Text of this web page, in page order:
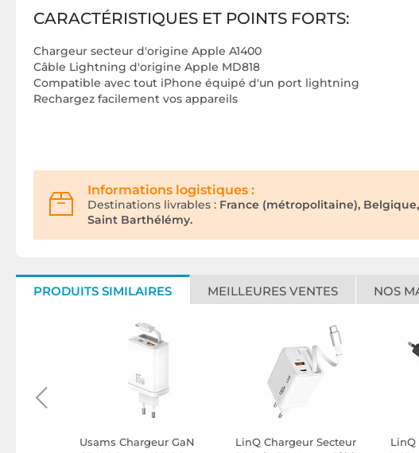
CARACTÉRISTIQUES ET POINTS FORTS:
Chargeur secteur d'origine Apple A1400
Câble Lightning d'origine Apple MD818
Compatible avec tout iPhone équipé d'un port lightning
Rechargez facilement vos appareils
Informations logistiques :
Destinations livrables : France (métropolitaine),
Saint Barthélémy.
PRODUITS SIMILAIRES MEILLEURES VENTES NOS
Usams Chargeur GaN
LinQ Chargeur Secteur
LinQ